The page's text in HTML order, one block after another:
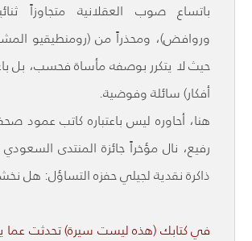
باتساع صوب العقلانية متجاوزاً
وروافض)، ومحذراً من (رومنطيقيو
حيث لا يتكرر بوصفه مأساة فحسب، بل
أفكار) سائلة وفوضية.
هنا، أحاوره ليس باعتباره كاتب عمود
رفيع، نال مؤخراً جائزة المنتدى السعودي
ذاكرة نقدية لجيلي حفزه التساؤل: هل
في كتابك (هذه ليست سيرة) تحدثت عما